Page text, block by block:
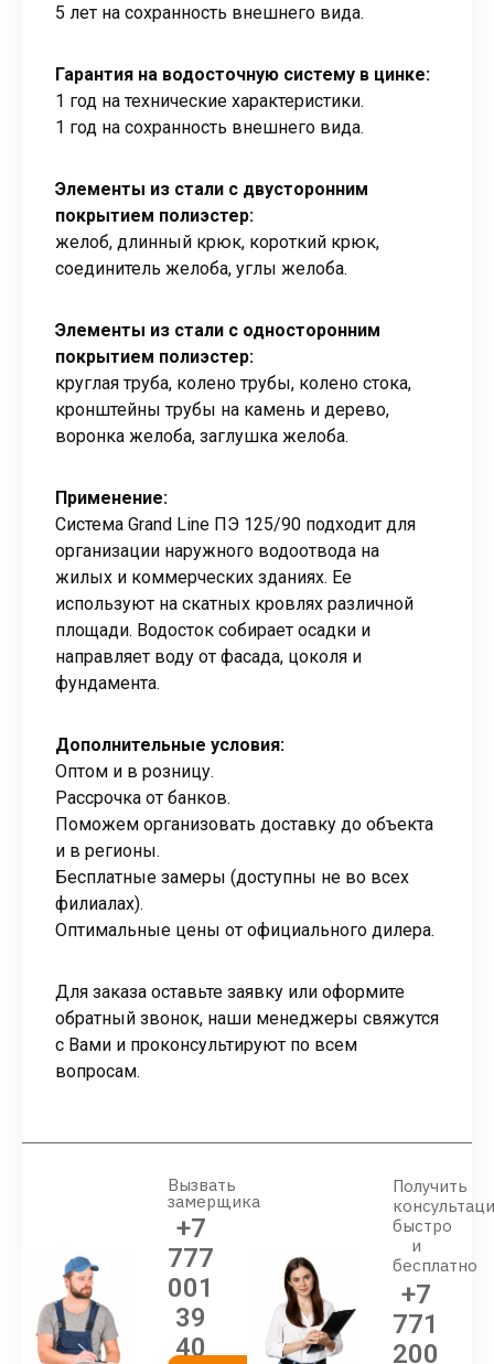
5 лет на сохранность внешнего вида.
Гарантия на водосточную систему в цинке:
1 год на технические характеристики.
1 год на сохранность внешнего вида.
Элементы из стали с двусторонним
покрытием полиэстер:
желоб, длинный крюк, короткий крюк,
соединитель желоба, углы желоба.
Элементы из стали с односторонним
покрытием полиэстер:
круглая труба, колено трубы, колено стока,
кронштейны трубы на камень и дерево,
воронка желоба, заглушка желоба.
Применение:
Система Grand Line ПЭ 125/90 подходит для
организации наружного водоотвода на
жилых и коммерческих зданиях. Ее
используют на скатных кровлях различной
площади. Водосток собирает осадки и
направляет воду от фасада, цоколя и
фундамента.
Дополнительные условия:
Оптом и в розницу.
Рассрочка от банков.
Поможем организовать доставку до объекта
и в регионы.
Бесплатные замеры (доступны не во всех
филиалах).
Оптимальные цены от официального дилера.
Для заказа оставьте заявку или оформите
обратный звонок, наши менеджеры свяжутся
с Вами и проконсультируют по всем
вопросам.
Вызвать
замерщика
+7
777
001
39
40
Получить
быстро
и
бесплатно
+7
771
200